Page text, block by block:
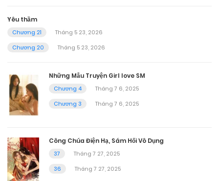
Yêu thầm
Chương 21
Tháng 5 23, 2026
Chương 20
Tháng 5 23, 2026
Những Mẫu Truyện Girl love SM
Chương 4
Tháng 7 6, 2025
Chương 3
Tháng 7 6, 2025
Công Chúa Điện Hạ, Sám Hối Vô Dụng
37
Tháng 7 27, 2025
36
Tháng 7 27, 2025